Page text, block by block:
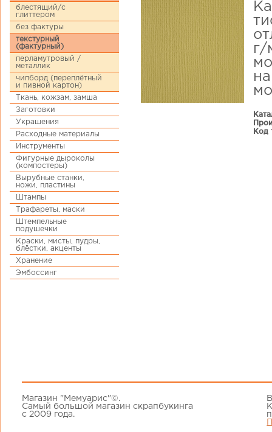
блестящий/с
глиттером
без фактуры
текстурный
(фактурный)
перламутровый /
металлик
чипборд (переплётный
и пивной картон)
Ткань, кожзам, замша
Заготовки
Украшения
Расходные материалы
Инструменты
Фигурные дыроколы
(компостеры)
Вырубные станки,
ножи, пластины
Штампы
Трафареты, маски
Штемпельные
подушечки
Краски, мисты, пудры,
блёстки, акценты
Хранение
Эмбоссинг
г/
Код
Магазин "Мемуарис"©.
Самый большой магазин скрапбукинга
с 2009 года.